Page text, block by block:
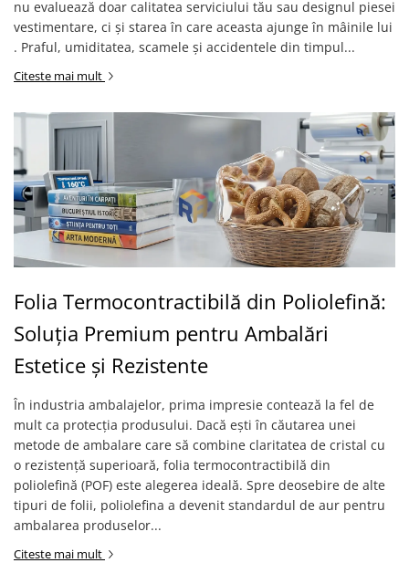
nu evaluează doar calitatea serviciului tău sau designul piesei
vestimentare, ci și starea în care aceasta ajunge în mâinile lui
. Praful, umiditatea, scamele și accidentele din timpul...
Citeste mai mult
Folia Termocontractibilă din Poliolefină:
Soluția Premium pentru Ambalări
Estetice și Rezistente
În industria ambalajelor, prima impresie contează la fel de
mult ca protecția produsului. Dacă ești în căutarea unei
metode de ambalare care să combine claritatea de cristal cu
o rezistență superioară, folia termocontractibilă din
poliolefină (POF) este alegerea ideală. Spre deosebire de alte
tipuri de folii, poliolefina a devenit standardul de aur pentru
ambalarea produselor...
Citeste mai mult